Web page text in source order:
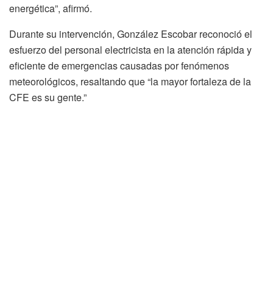
energética”, afirmó.
Durante su intervención, González Escobar reconoció el
esfuerzo del personal electricista en la atención rápida y
eficiente de emergencias causadas por fenómenos
meteorológicos, resaltando que “la mayor fortaleza de la
CFE es su gente.”